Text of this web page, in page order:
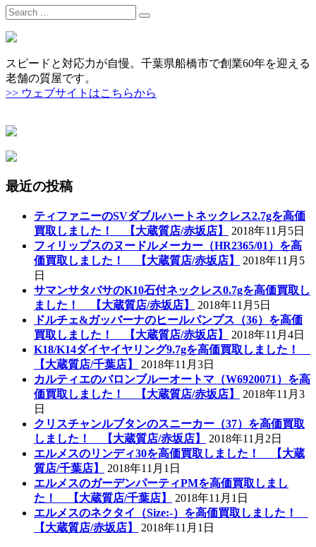
Search
for:
スピードと対応力が自慢。千葉県船橋市で創業60年を迎える
老舗の質屋です。
>> ウェブサイトはこちらから
最近の投稿
ティファニーのSVダブルハートネックレス2.7gを高価
買取しました！ 【大蔵質店/赤坂店】
2018年11月5日
フィリップスのヌードルメーカー（HR2365/01）を高
価買取しました！ 【大蔵質店/赤坂店】
2018年11月5
日
サマンサタバサのK10石付ネックレス0.7gを高価買取し
ました！ 【大蔵質店/赤坂店】
2018年11月5日
ドルチェ&ガッバーナのヒールパンプス（36）を高価
買取しました！ 【大蔵質店/赤坂店】
2018年11月4日
K18/K14ダイヤイヤリング9.7gを高価買取しました！
【大蔵質店/千葉店】
2018年11月3日
カルティエのバロンブルーオートマ（W6920071）を高
価買取しました！ 【大蔵質店/赤坂店】
2018年11月3
日
クリスチャンルブタンのスニーカー（37）を高価買取
しました！ 【大蔵質店/赤坂店】
2018年11月2日
エルメスのリンディ30を高価買取しました！ 【大蔵
質店/千葉店】
2018年11月1日
エルメスのガーデンパーティPMを高価買取しまし
た！ 【大蔵質店/千葉店】
2018年11月1日
エルメスのネクタイ（Size:-）を高価買取しました！
【大蔵質店/赤坂店】
2018年11月1日